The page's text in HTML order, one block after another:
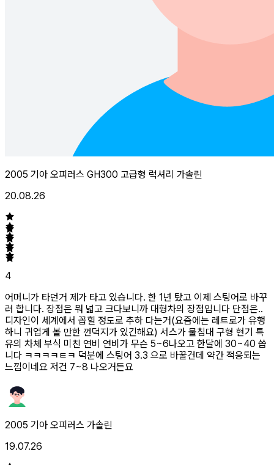
2005 기아 오피러스 GH300 고급형 럭셔리 가솔린
20.08.26
4
어머니가 타던거 제가 타고 있습니다. 한 1년 탔고 이제 스팅어로 바꾸
려 합니다. 장점은 뭐 넓고 크다보니까 대형차의 장점입니다 단점은..
디자인이 세계에서 꼽힐 정도로 추하 다는거(요즘에는 레트로가 유행
하니 귀엽게 볼 만한 껀덕지가 있긴해요) 서스가 물침대 구형 현기 특
유의 차체 부식 미친 연비 연비가 무슨 5~6나오고 한달에 30~40 씁
니다 ㅋㅋㅋㅋㅌㅋ 덕분에 스팅어 3.3 으로 바꿀건데 약간 적응되는
느낌이네요 저건 7~8 나오거든요
2005 기아 오피러스 가솔린
19.07.26